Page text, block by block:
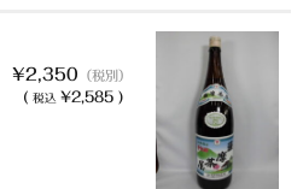
¥2,350 （税別）
( 税込 ¥2,585 )